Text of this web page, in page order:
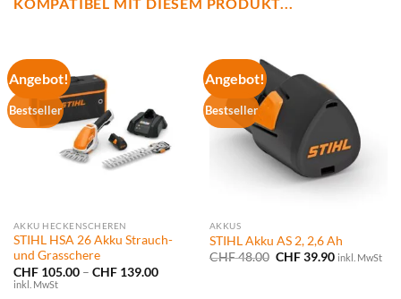
Angebot!
Bestseller
AKKU HECKENSCHEREN
STIHL HSA 26 Akku Strauch-
und Grasschere
CHF105.00 – CHF139.00Preisspanne:
inkl. MwSt
Angebot!
Bestseller
AKKUS
STIHL Akku AS 2, 2,6 Ah
CHF48.00 Ursprünglicher
CHF39.90Aktueller
inkl. MwSt